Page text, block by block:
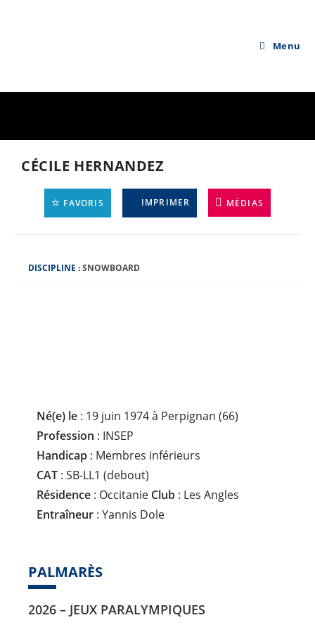
Menu
CÉCILE HERNANDEZ
FAVORIS IMPRIMER MÉDIAS
D
DISCIPLINE :SNOWBOARD
Né(e) le : 19 juin 1974 à Perpignan (66)
Profession : INSEP
Handicap : Membres inférieurs
CAT : SB-LL1 (debout)
Résidence : Occitanie Club : Les Angles
Entraîneur : Yannis Dole
PALMARÈS
2026 – JEUX PARALYMPIQUES